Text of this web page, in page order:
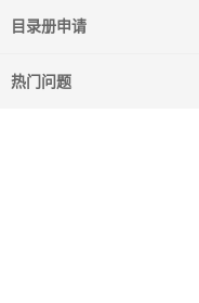
目录册申请
热门问题